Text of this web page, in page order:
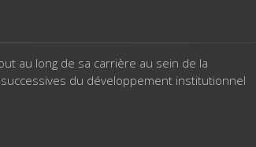
au long de sa carrière au sein de la
du développement institutionnel